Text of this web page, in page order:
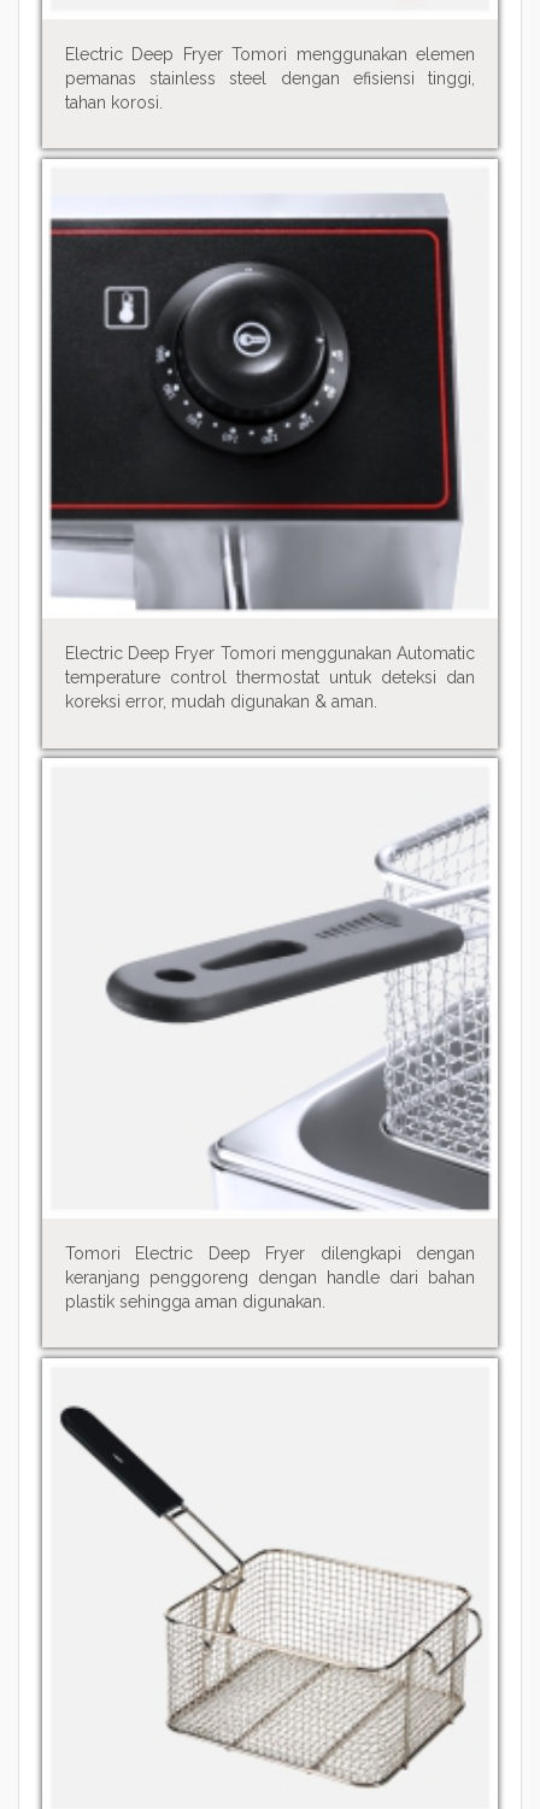
Electric Deep Fryer Tomori menggunakan elemen
pemanas stainless steel dengan efisiensi tinggi,
tahan korosi.
Electric Deep Fryer Tomori menggunakan Automatic
temperature control thermostat untuk deteksi dan
koreksi error, mudah digunakan & aman.
Tomori Electric Deep Fryer dilengkapi dengan
keranjang penggoreng dengan handle dari bahan
plastik sehingga aman digunakan.